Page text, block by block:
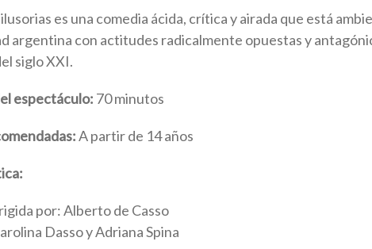
es una comedia ácida, crítica y airada que está
argentina con actitudes radicalmente opuestas y
siglo XXI.
espectáculo: 70 minutos
A partir de 14 años
por: Alberto de Casso
Dasso y Adriana Spina